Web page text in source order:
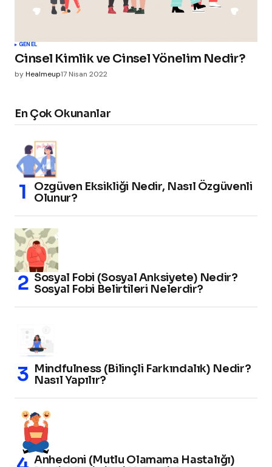
GENEL
Cinsel Kimlik ve Cinsel Yönelim Nedir?
byHealmeup17 Nisan 2022
En Çok Okunanlar
Özgüven Eksikliği Nedir, Nasıl Özgüvenli
Olunur?
Sosyal Fobi (Sosyal Anksiyete) Nedir?
Sosyal Fobi Belirtileri Nelerdir?
Mindfulness (Bilinçli Farkındalık) Nedir?
Nasıl Yapılır?
Anhedoni (Mutlu Olamama Hastalığı)